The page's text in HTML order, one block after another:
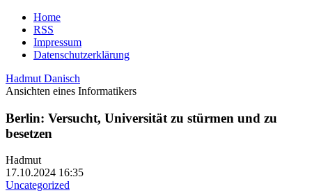
Home
RSS
Impressum
Datenschutzerklärung
Hadmut Danisch
Ansichten eines Informatikers
Berlin: Versucht, Universität zu stürmen und zu
besetzen
Hadmut
17.10.2024 16:35
Uncategorized